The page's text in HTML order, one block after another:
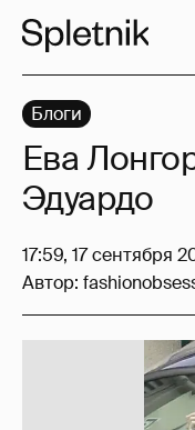
Блоги
Ева
Эдуардо
17:59, 17 сентября
Автор: